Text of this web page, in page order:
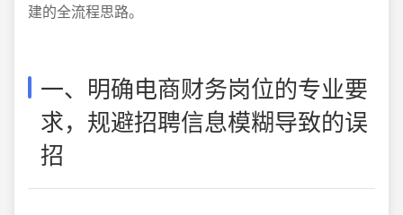
建的全流程思路。
一、明确电商财务岗位的专业要
求，规避招聘信息模糊导致的误
招